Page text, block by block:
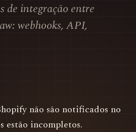
de integração entre
webhooks, API,
não são notificados no
estão incompletos.